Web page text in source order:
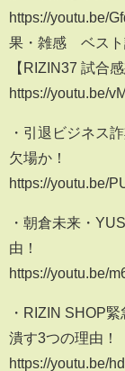
https://youtu.be/
果・雑感 ベスト
【RIZIN37 試合感
https://youtu.be/
・引退ビジネス
欠場か！
https://youtu.be/
・朝倉未来・
由！
https://youtu.be/
・RIZIN SHOP
潰す3つの理由！
https://youtu.be/